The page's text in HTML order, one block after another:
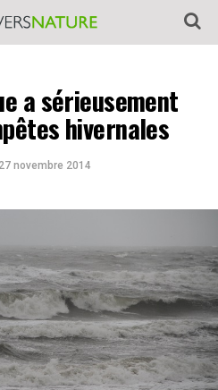
a sérieusement
hivernales
27 novembre 2014